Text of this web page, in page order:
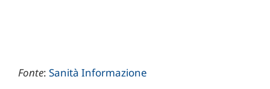
Fonte: Sanità Informazione